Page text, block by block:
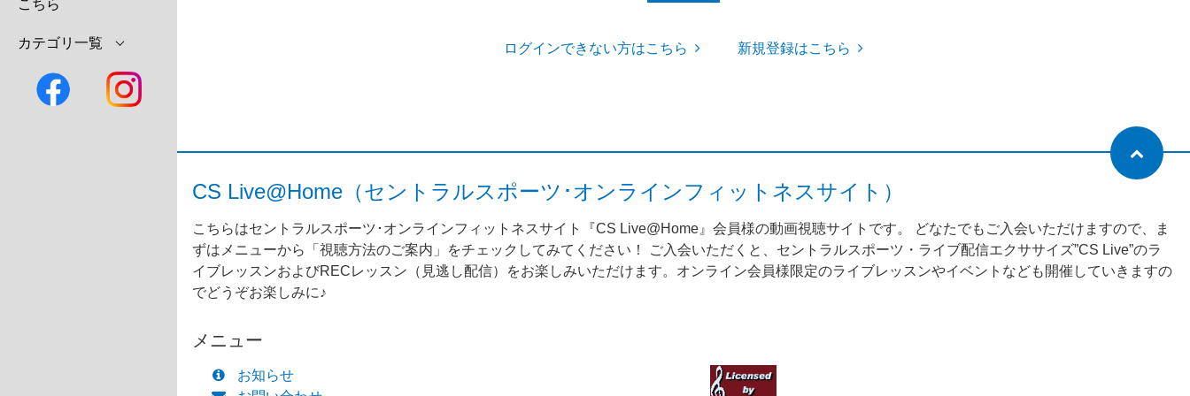
こちら
カテゴリ一覧 ログインできない方はこちら 新規登録はこちら
CS Live@Home（セントラルスポーツ･オンラインフィットネスサイト）
こちらはセントラルスポーツ･オンラインフィットネスサイト『CS Live@Home』会員様の動画視聴サイトです。 どなたでもご入会いただけますので、ま
ずはメニューから「視聴方法のご案内」をチェックしてみてください！ ご入会いただくと、セントラルスポーツ・ライブ配信エクササイズ”CS Live”のラ
イブレッスンおよびRECレッスン（見逃し配信）をお楽しみいただけます。オンライン会員様限定のライブレッスンやイベントなども開催していきますの
でどうぞお楽しみに♪
メニュー
お知らせ